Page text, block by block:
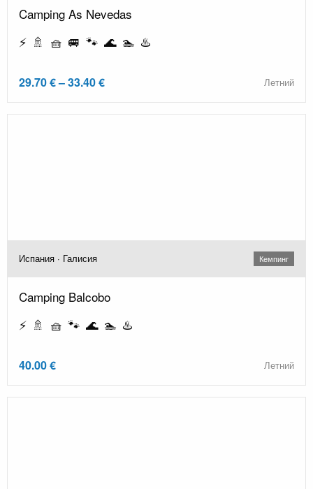
Camping As Nevedas
⚡ 🚿 🧺 🚐 🐾 🌊 🏊 ♨️
29.70 € – 33.40 € Летний
Испания · Галисия Кемпинг
Camping Balcobo
⚡ 🚿 🧺 🐾 🌊 🏊 ♨️
40.00 € Летний